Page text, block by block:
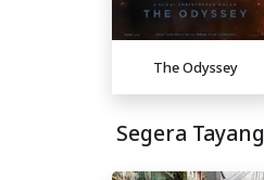
The Odyssey
Segera Tayang